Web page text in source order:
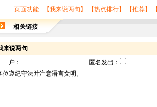
页面功能 【我来说两句 】 【热点排行】 【推荐】
相关链接
来说两句
户：
匿名发出：
位遵纪守法并注意语言文明。